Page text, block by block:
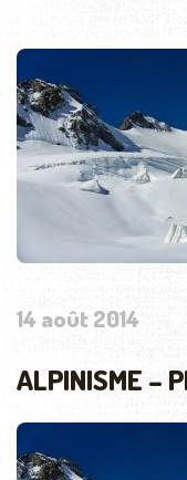
14 août 2014
ALPINISME –